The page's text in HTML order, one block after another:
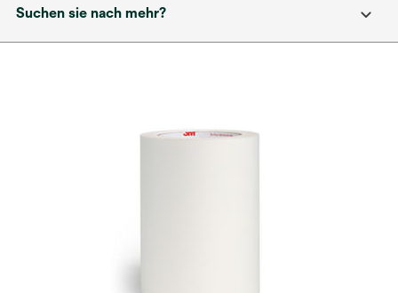
Suchen sie nach mehr?